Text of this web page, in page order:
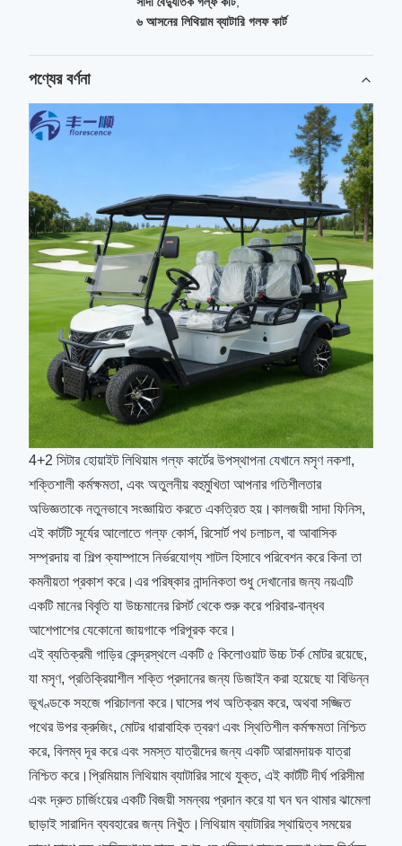
৬ আসনের লিথিয়াম ব্যাটারি গলফ কার্ট
পণ্যের বর্ণনা
4+2 সিটার হোয়াইট লিথিয়াম গল্ফ কার্টের উপস্থাপনা যেখানে মসৃণ নকশা,
শক্তিশালী কর্মক্ষমতা, এবং অতুলনীয় বহুমুখিতা আপনার গতিশীলতার
অভিজ্ঞতাকে নতুনভাবে সংজ্ঞায়িত করতে একত্রিত হয়।কালজয়ী সাদা ফিনিস,
এই কার্টটি সূর্যের আলোতে গল্ফ কোর্স, রিসোর্ট পথ চলাচল, বা আবাসিক
সম্প্রদায় বা শিল্প ক্যাম্পাসে নির্ভরযোগ্য শাটল হিসাবে পরিবেশন করে কিনা তা
কমনীয়তা প্রকাশ করে।এর পরিষ্কার নান্দনিকতা শুধু দেখানোর জন্য নয়এটি
একটি মানের বিবৃতি যা উচ্চমানের রিসর্ট থেকে শুরু করে পরিবার-বান্ধব
আশেপাশের যেকোনো জায়গাকে পরিপূরক করে।
এই ব্যতিক্রমী গাড়ির কেন্দ্রস্থলে একটি ৫ কিলোওয়াট উচ্চ টর্ক মোটর রয়েছে,
যা মসৃণ, প্রতিক্রিয়াশীল শক্তি প্রদানের জন্য ডিজাইন করা হয়েছে যা বিভিন্ন
ভূখণ্ডকে সহজে পরিচালনা করে।ঘাসের পথ অতিক্রম করে, অথবা সজ্জিত
পথের উপর ক্রুজিং, মোটর ধারাবাহিক ত্বরণ এবং স্থিতিশীল কর্মক্ষমতা নিশ্চিত
করে, বিলম্ব দূর করে এবং সমস্ত যাত্রীদের জন্য একটি আরামদায়ক যাত্রা
নিশ্চিত করে।প্রিমিয়াম লিথিয়াম ব্যাটারির সাথে যুক্ত, এই কার্টটি দীর্ঘ পরিসীমা
এবং দ্রুত চার্জিংয়ের একটি বিজয়ী সমন্বয় প্রদান করে যা ঘন ঘন থামার ঝামেলা
ছাড়াই সারাদিন ব্যবহারের জন্য নিখুঁত।লিথিয়াম ব্যাটারির স্থায়িত্ব সময়ের